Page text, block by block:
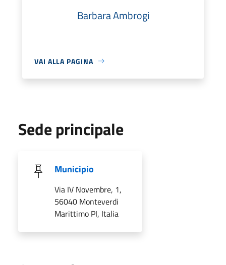
Barbara Ambrogi
VAI ALLA PAGINA
Sede principale
Municipio
Via IV Novembre, 1,
56040 Monteverdi
Marittimo PI, Italia